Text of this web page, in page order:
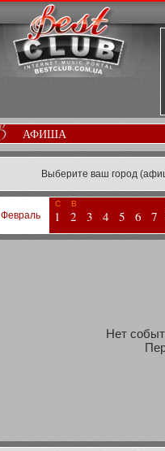
АФИША
Выберите ваш город
Февраль
С
1
В
2 3 4 5 6 7
Нет